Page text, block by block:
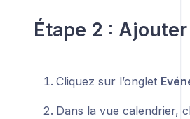
Étape 2 :
Cliquez sur l’onglet
Dans la vue calendrier,